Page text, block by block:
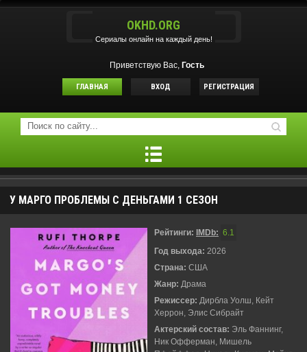
OKHD.ORG
Сериалы онлайн на каждый день!
Приветствую Вас, Гость
ГЛАВНАЯ ВХОД РЕГИСТРАЦИЯ
У МАРГО ПРОБЛЕМЫ С ДЕНЬГАМИ 1 СЕЗОН
Рейтинги: IMDb: 6.1
Год выхода: 2026
Страна: США
Жанр: Драма
Режиссер: Дирбла Уолш, Кейт
Херрон, Элис Сибрайт
Актерский состав: Эль Фаннинг,
Ник Офферман, Мишель